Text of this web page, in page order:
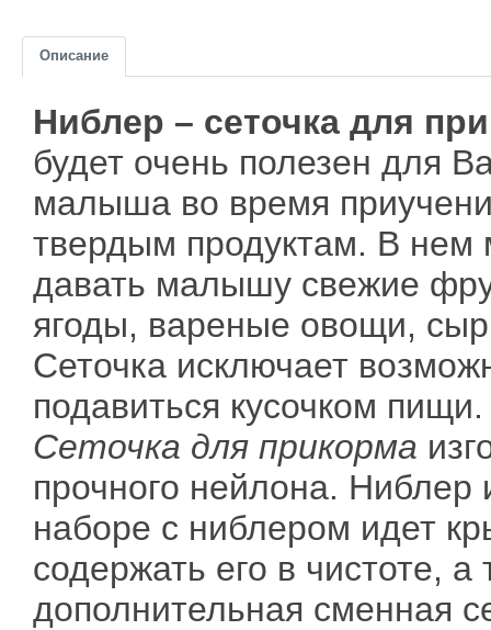
Описание
Ниблер – сеточка для
будет очень полезен для
малыша во время
твердым продуктам. В нем
давать малышу свежие
ягоды, вареные овощи,
Сеточка исключает
подавиться кусочком пищи.
Сеточка для прикорма
прочного нейлона. Ниблер
наборе с ниблером идет
содержать его в чистоте, а
дополнительная сменная